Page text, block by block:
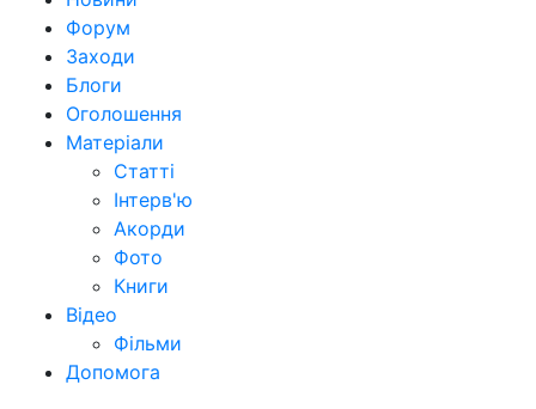
Форум
Заходи
Блоги
Оголошення
Матеріали
Статті
Інтерв'ю
Акорди
Фото
Книги
Відео
Фільми
Допомога